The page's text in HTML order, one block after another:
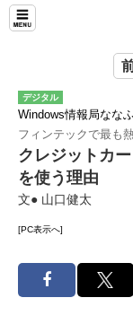
デジタル
Windows情報局なな
フィンテックで最も
クレジットカ
を使う理由
文● 山口健太
[PC表示へ]